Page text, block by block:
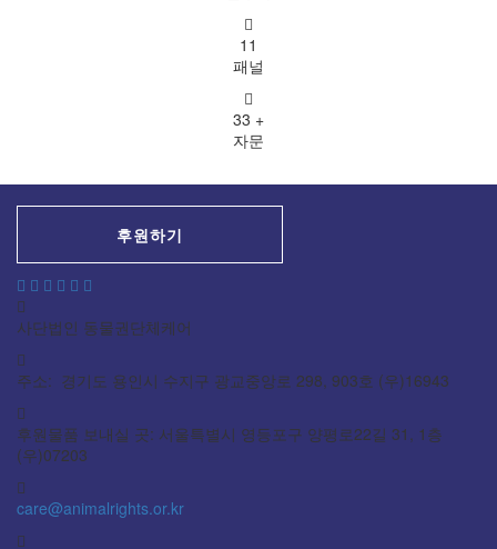
11
패널
33 +
자문
후원하기
사단법인 동물권단체케어
주소: 경기도 용인시 수지구 광교중앙로 298, 903호 (우)16943
후원물품 보내실 곳: 서울특별시 영등포구 양평로22길 31, 1층
(우)07203
care@animalrights.or.kr